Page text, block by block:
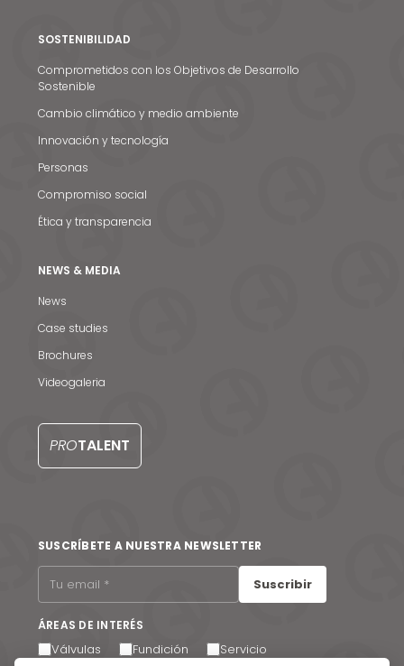
Noticias y medios
Contacto
SOSTENIBILIDAD
Comprometidos con los Objetivos de Desarrollo
Sostenible
Cambio climático y medio ambiente
Innovación y tecnología
Personas
Compromiso social
Ética y transparencia
NEWS & MEDIA
News
Case studies
Brochures
Videogaleria
PROTALENT
SUSCRÍBETE A NUESTRA NEWSLETTER
Suscribir
ÁREAS DE INTERÉS
Válvulas Fundición Servicio